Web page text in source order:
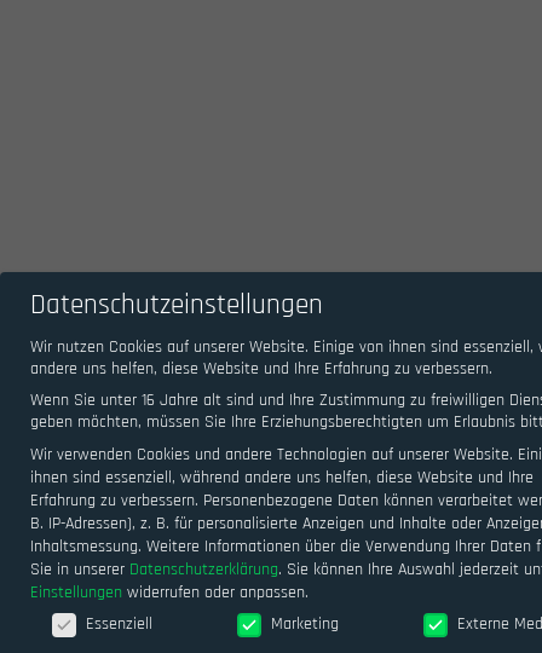
Datenschutzeinstellungen
Wir nutzen Cookies auf unserer Website. Einige von ihnen sind essenziell,
andere uns helfen, diese Website und Ihre Erfahrung zu verbessern.
Wenn Sie unter 16 Jahre alt sind und Ihre Zustimmung zu freiwilligen
geben möchten, müssen Sie Ihre Erziehungsberechtigten um Erlaubnis
Wir verwenden Cookies und andere Technologien auf unserer Website.
ihnen sind essenziell, während andere uns helfen, diese Website und Ihre
Erfahrung zu verbessern. Personenbezogene Daten können verarbeitet
B. IP-Adressen), z. B. für personalisierte Anzeigen und Inhalte oder
Inhaltsmessung. Weitere Informationen über die Verwendung Ihrer Daten
Sie in unserer Datenschutzerklärung. Sie können Ihre Auswahl jederzeit
Einstellungen widerrufen oder anpassen.
Datenschutzeinstellungen
Essenziell Marketing Externe